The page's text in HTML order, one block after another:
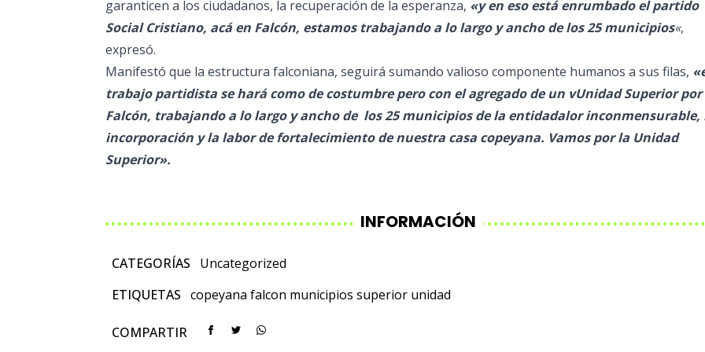
garanticen a los ciudadanos, la recuperación de la esperanza, «y en eso está enrumbado el partido
Social Cristiano, acá en Falcón, estamos trabajando a lo largo y ancho de los 25 municipios«,
expresó.
Manifestó que la estructura falconiana, seguirá sumando valioso componente humanos a sus filas,
trabajo partidista se hará como de costumbre pero con el agregado de un vUnidad Superior por
Falcón, trabajando a lo largo y ancho de los 25 municipios de la entidadalor inconmensurable,
incorporación y la labor de fortalecimiento de nuestra casa copeyana. Vamos por la Unidad
Superior».
INFORMACIÓN
CATEGORÍAS
Uncategorized
ETIQUETAS copeyana falcon municipios superior unidad
COMPARTIR